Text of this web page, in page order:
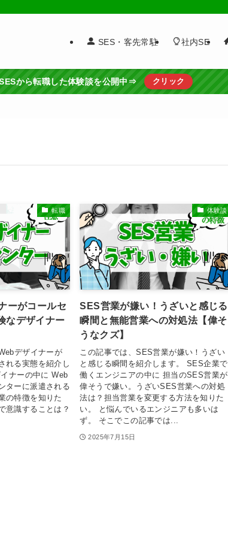
SES・客先常駐 社内SE
から転職した体験談を公開中⇒ クリック
転職
ーがコールセ
なデザイナー
デザイナーが
れる実態を紹介し
ナーの中に Web
ターに派遣される
の特徴を知りた
意識することは？
体験談
SES営業が嫌い！うざいと感じる
瞬間と無能営業への対処法【偉そ
うなクズ】
この記事では、SES営業が嫌い！うざい
と感じる瞬間を紹介します。 SES企業で
働くエンジニアの中に 担当のSES営業が
偉そうで嫌い。うざいSES営業への対処
法は？担当営業を変更する方法を知りた
い。 と悩んでいるエンジニアも多いは
ず。 そこでこの記事では...
2025年7月15日